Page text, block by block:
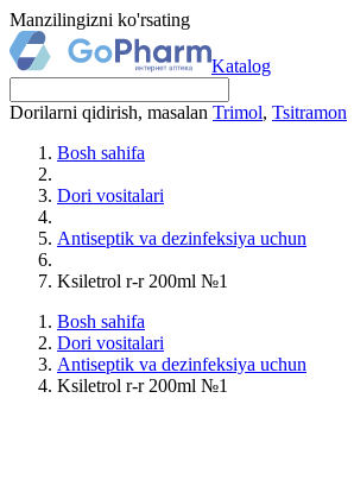
Manzilingizni ko'rsating
Katalog
Dorilarni qidirish, masalan Trimol, Tsitramon
Bosh sahifa
Dori vositalari
Antiseptik va dezinfeksiya uchun
Ksiletrol r-r 200ml №1
Bosh sahifa
Dori vositalari
Antiseptik va dezinfeksiya uchun
Ksiletrol r-r 200ml №1